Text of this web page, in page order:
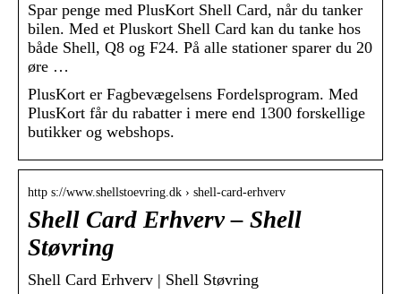
Spar penge med PlusKort Shell Card, når du tanker
bilen. Med et Pluskort Shell Card kan du tanke hos
både Shell, Q8 og F24. På alle stationer sparer du 20
øre …
PlusKort er Fagbevægelsens Fordelsprogram. Med
PlusKort får du rabatter i mere end 1300 forskellige
butikker og webshops.
http s://www.shellstoevring.dk › shell-card-erhverv
Shell Card Erhverv – Shell
Støvring
Shell Card Erhverv | Shell Støvring